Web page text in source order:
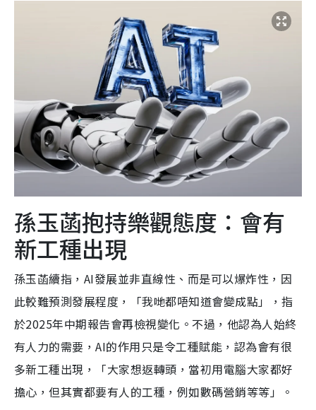
孫玉菡抱持樂觀態度：會有
新工種出現
孫玉菡續指，AI發展並非直線性、而是可以爆炸性，因
此較難預測發展程度，「我哋都唔知道會變成點」，指
於2025年中期報告會再檢視變化。不過，他認為人始終
有人力的需要，AI的作用只是令工種賦能，認為會有很
多新工種出現，「大家想返轉頭，當初用電腦大家都好
擔心，但其實都要有人的工種，例如數碼營銷等等」。